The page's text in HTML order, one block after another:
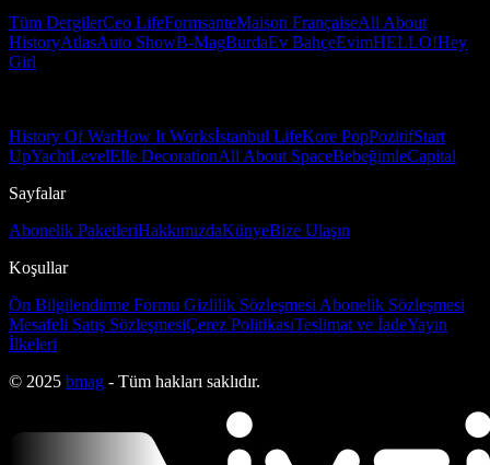
Tüm DergilerCeo LifeFormsanteMaison FrançaiseAll About
HistoryAtlasAuto ShowB-MagBurdaEv BahçeEvimHELLO!Hey
Girl
History Of WarHow It Worksİstanbul LifeKore PopPozitifStart
UpYachtLevelElle DecorationAll About SpaceBebeğimleCapital
Sayfalar
Abonelik PaketleriHakkımızdaKünyeBize Ulaşın
Koşullar
Ön Bilgilendirme Formu Gizlilik Sözleşmesi Abonelik Sözleşmesi
Mesafeli Satış SözleşmesiÇerez PolitikasıTeslimat ve İadeYayın
İlkeleri
© 2025 bmag - Tüm hakları saklıdır.